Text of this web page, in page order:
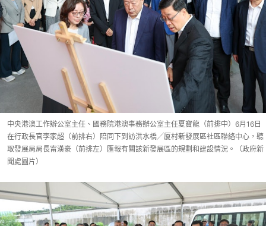
中央港澳工作辦公室主任、國務院港澳事務辦公室主任夏寶龍（前排中）6月16日
在行政長官李家超（前排右）陪同下到訪洪水橋╱厦村新發展區社區聯絡中心，聽
取發展局局長甯漢豪（前排左）匯報有關該新發展區的規劃和建設情況。（政府新
聞處圖片）